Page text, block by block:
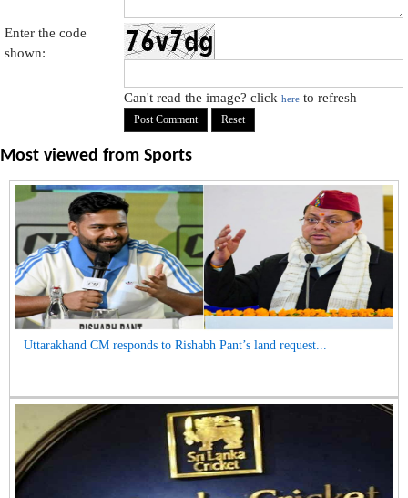
Enter the code
shown:
Can't read the image? clickhere to refresh
Most viewed from Sports
Uttarakhand CM responds to Rishabh Pant’s land request...